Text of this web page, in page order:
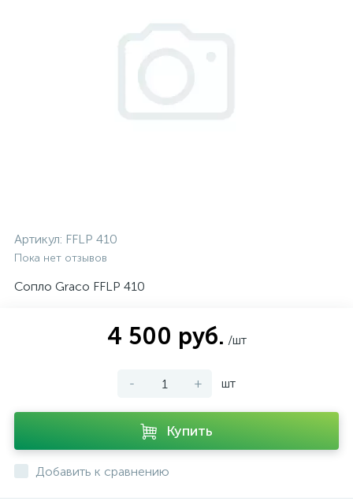
Артикул: FFLP 410
Пока нет отзывов
Сопло Graco FFLP 410
4 500 руб. /шт
- + шт
Купить
Добавить к сравнению